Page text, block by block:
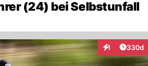
(24) bei Selbstunfall
1
Interaktionen
330d